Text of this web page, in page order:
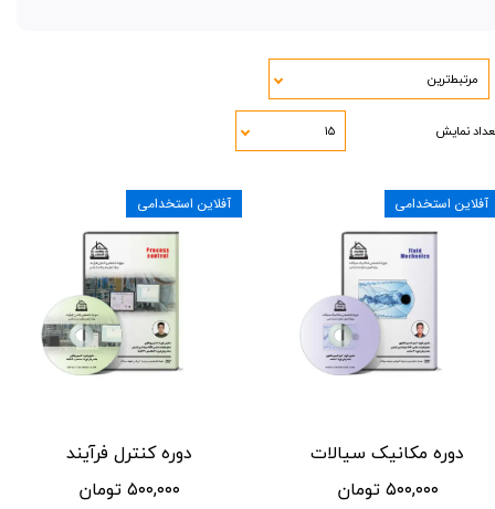
مرتبط‌ترین
نمایش ۱۵
دوره مکانیک سیالات
۵۰۰,۰۰۰ تومان
آفلاین استخدامی
دوره کنترل فرآیند
۵۰۰,۰۰۰ تومان
آفلاین استخدامی